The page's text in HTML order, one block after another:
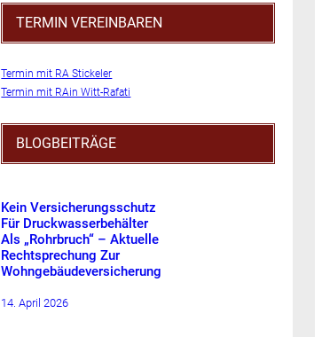
TERMIN VEREINBAREN
Termin mit RA Stickeler
Termin mit RAin Witt-Rafati
BLOGBEITRÄGE
Kein Versicherungsschutz
Für Druckwasserbehälter
Als „Rohrbruch“ – Aktuelle
Rechtsprechung Zur
Wohngebäudeversicherung
14. April 2026